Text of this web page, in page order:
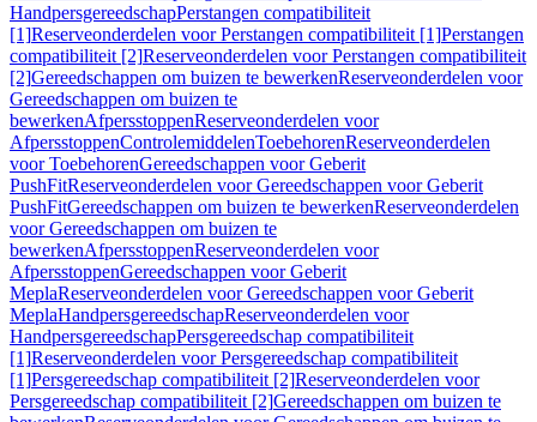
HandpersgereedschapPerstangen compatibiliteit
[1]Reserveonderdelen voor Perstangen compatibiliteit [1]Perstangen
compatibiliteit [2]Reserveonderdelen voor Perstangen compatibiliteit
[2]Gereedschappen om buizen te bewerkenReserveonderdelen voor
Gereedschappen om buizen te
bewerkenAfpersstoppenReserveonderdelen voor
AfpersstoppenControlemiddelenToebehorenReserveonderdelen
voor ToebehorenGereedschappen voor Geberit
PushFitReserveonderdelen voor Gereedschappen voor Geberit
PushFitGereedschappen om buizen te bewerkenReserveonderdelen
voor Gereedschappen om buizen te
bewerkenAfpersstoppenReserveonderdelen voor
AfpersstoppenGereedschappen voor Geberit
MeplaReserveonderdelen voor Gereedschappen voor Geberit
MeplaHandpersgereedschapReserveonderdelen voor
HandpersgereedschapPersgereedschap compatibiliteit
[1]Reserveonderdelen voor Persgereedschap compatibiliteit
[1]Persgereedschap compatibiliteit [2]Reserveonderdelen voor
Persgereedschap compatibiliteit [2]Gereedschappen om buizen te